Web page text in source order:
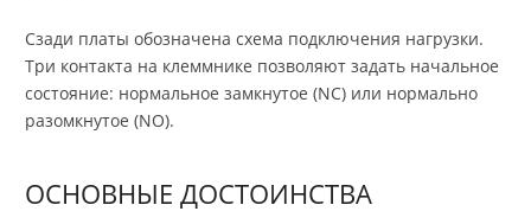
Сзади платы обозначена схема подключения нагрузки.
Три контакта на клеммнике позволяют задать начальное
состояние: нормальное замкнутое (NC) или нормально
разомкнутое (NO).
ОСНОВНЫЕ ДОСТОИНСТВА